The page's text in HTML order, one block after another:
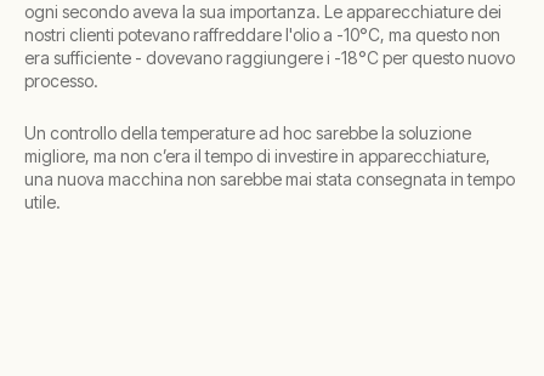
ogni secondo aveva la sua importanza. Le apparecchiature dei
nostri clienti potevano raffreddare l'olio a -10°C, ma questo non
era sufficiente - dovevano raggiungere i -18°C per questo nuovo
processo.
Un controllo della temperature ad hoc sarebbe la soluzione
migliore, ma non c’era il tempo di investire in apparecchiature,
una nuova macchina non sarebbe mai stata consegnata in tempo
utile.